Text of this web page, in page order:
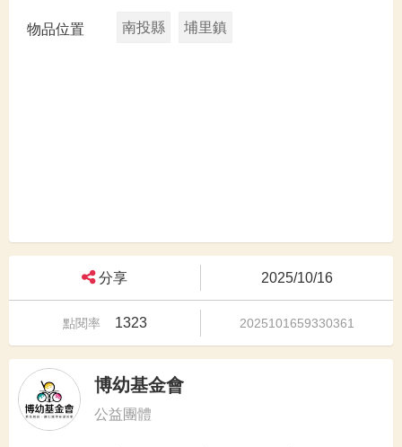
物品位置 南投縣 埔里鎮
分享 2025/10/16
點閱率 1323 2025101659330361
博幼基金會
公益團體